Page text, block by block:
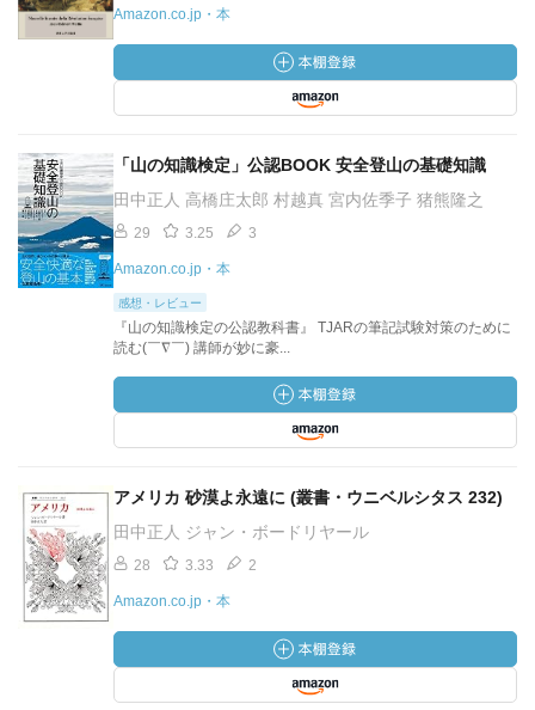
Amazon.co.jp・本
「山の知識検定」公認BOOK 安全登山の基礎知識
田中正人 高橋庄太郎 村越真 宮内佐季子 猪熊隆之
29 3.25 3
Amazon.co.jp・本
感想・レビュー
『山の知識検定の公認教科書』 TJARの筆記試験対策のために
読む(￣∇￣) 講師が妙に豪...
アメリカ 砂漠よ永遠に (叢書・ウニベルシタス 232)
田中正人 ジャン・ボードリヤール
28 3.33 2
Amazon.co.jp・本